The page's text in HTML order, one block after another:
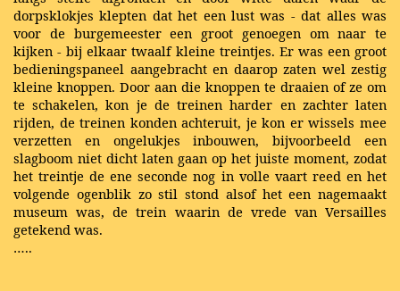
dorpsklokjes klepten dat het een lust was - dat alles was
voor de burgemeester een groot genoegen om naar te
kijken - bij elkaar twaalf kleine treintjes. Er was een groot
bedieningspaneel aangebracht en daarop zaten wel zestig
kleine knoppen. Door aan die knoppen te draaien of ze om
te schakelen, kon je de treinen harder en zachter laten
rijden, de treinen konden achteruit, je kon er wissels mee
verzetten en ongelukjes inbouwen, bijvoorbeeld een
slagboom niet dicht laten gaan op het juiste moment, zodat
het treintje de ene seconde nog in volle vaart reed en het
volgende ogenblik zo stil stond alsof het een nagemaakt
museum was, de trein waarin de vrede van Versailles
getekend was.
…..